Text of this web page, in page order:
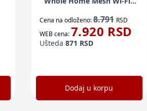
Cena na odloženo:8.791 RSD
WEB cena: 7.920 RSD
Ušteda 871 RSD
Dodaj u korpu